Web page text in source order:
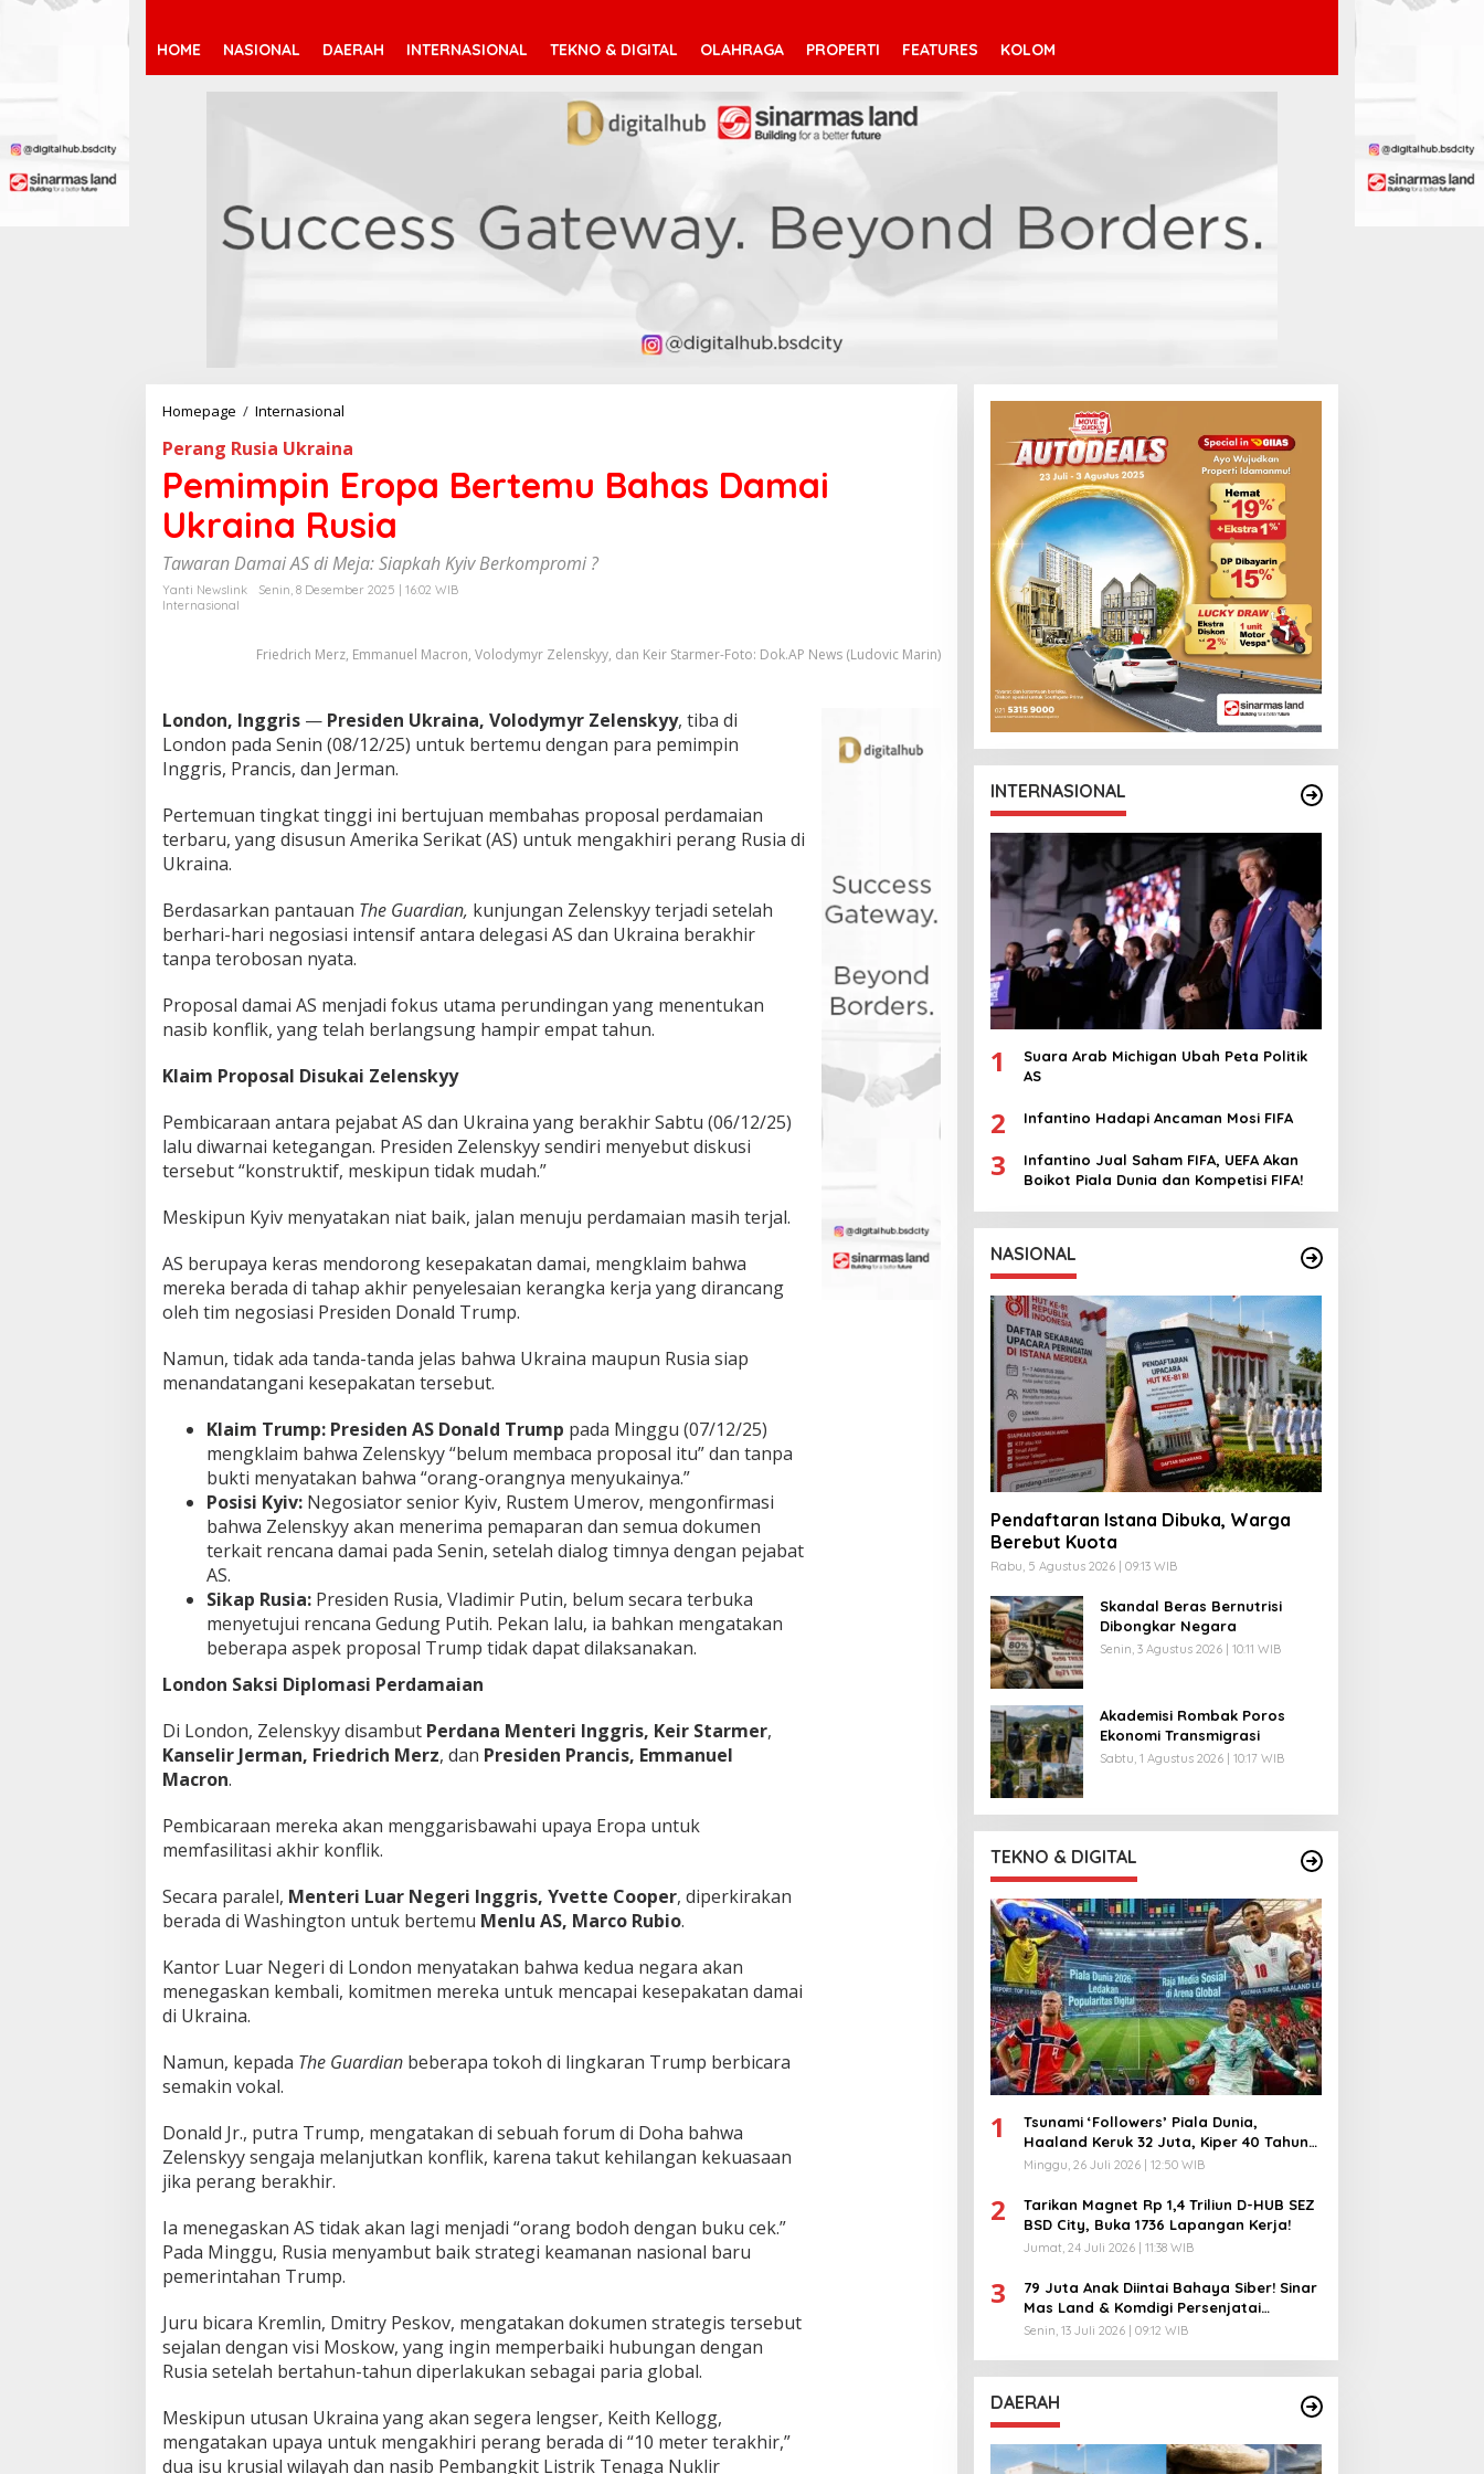
HOME NASIONAL DAERAH INTERNASIONAL TEKNO & DIGITAL OLAHRAGA PROPERTI FEATURES KOLOM
Homepage / Internasional
m
i
m
i
E
r
a
t
e
m
B
a
h
D
a
m
a
U
k
i
a
R
u
a
Perang Rusia Ukraina
Pemimpin Eropa Bertemu Bahas Damai
Ukraina Rusia
Tawaran Damai AS di Meja: Siapkah Kyiv Berkompromi ?
Yanti Newslink
Senin, 8 Desember 2025 | 16:02 WIB
Internasional
Friedrich Merz, Emmanuel Macron, Volodymyr Zelenskyy, dan Keir Starmer-Foto: Dok.AP News (Ludovic Marin)
London, Inggris — Presiden Ukraina, Volodymyr Zelenskyy, tiba di
London pada Senin (08/12/25) untuk bertemu dengan para pemimpin
Inggris, Prancis, dan Jerman.
Pertemuan tingkat tinggi ini bertujuan membahas proposal perdamaian
terbaru, yang disusun Amerika Serikat (AS) untuk mengakhiri perang Rusia di
Ukraina.
Berdasarkan pantauan The Guardian, kunjungan Zelenskyy terjadi setelah
berhari-hari negosiasi intensif antara delegasi AS dan Ukraina berakhir
tanpa terobosan nyata.
Proposal damai AS menjadi fokus utama perundingan yang menentukan
nasib konflik, yang telah berlangsung hampir empat tahun.
Klaim Proposal Disukai Zelenskyy
Pembicaraan antara pejabat AS dan Ukraina yang berakhir Sabtu (06/12/25)
lalu diwarnai ketegangan. Presiden Zelenskyy sendiri menyebut diskusi
tersebut “konstruktif, meskipun tidak mudah.”
Meskipun Kyiv menyatakan niat baik, jalan menuju perdamaian masih terjal.
AS berupaya keras mendorong kesepakatan damai, mengklaim bahwa
mereka berada di tahap akhir penyelesaian kerangka kerja yang dirancang
oleh tim negosiasi Presiden Donald Trump.
Namun, tidak ada tanda-tanda jelas bahwa Ukraina maupun Rusia siap
menandatangani kesepakatan tersebut.
Klaim Trump: Presiden AS Donald Trump pada Minggu (07/12/25)
mengklaim bahwa Zelenskyy “belum membaca proposal itu” dan tanpa
bukti menyatakan bahwa “orang-orangnya menyukainya.”
Posisi Kyiv: Negosiator senior Kyiv, Rustem Umerov, mengonfirmasi
bahwa Zelenskyy akan menerima pemaparan dan semua dokumen
terkait rencana damai pada Senin, setelah dialog timnya dengan pejabat
AS.
Sikap Rusia: Presiden Rusia, Vladimir Putin, belum secara terbuka
menyetujui rencana Gedung Putih. Pekan lalu, ia bahkan mengatakan
beberapa aspek proposal Trump tidak dapat dilaksanakan.
London Saksi Diplomasi Perdamaian
Di London, Zelenskyy disambut Perdana Menteri Inggris, Keir Starmer,
Kanselir Jerman, Friedrich Merz, dan Presiden Prancis, Emmanuel
Macron.
Pembicaraan mereka akan menggarisbawahi upaya Eropa untuk
memfasilitasi akhir konflik.
Secara paralel, Menteri Luar Negeri Inggris, Yvette Cooper, diperkirakan
berada di Washington untuk bertemu Menlu AS, Marco Rubio.
Kantor Luar Negeri di London menyatakan bahwa kedua negara akan
menegaskan kembali, komitmen mereka untuk mencapai kesepakatan damai
di Ukraina.
Namun, kepada The Guardian beberapa tokoh di lingkaran Trump berbicara
semakin vokal.
Donald Jr., putra Trump, mengatakan di sebuah forum di Doha bahwa
Zelenskyy sengaja melanjutkan konflik, karena takut kehilangan kekuasaan
jika perang berakhir.
Ia menegaskan AS tidak akan lagi menjadi “orang bodoh dengan buku cek.”
Pada Minggu, Rusia menyambut baik strategi keamanan nasional baru
pemerintahan Trump.
Juru bicara Kremlin, Dmitry Peskov, mengatakan dokumen strategis tersebut
sejalan dengan visi Moskow, yang ingin memperbaiki hubungan dengan
Rusia setelah bertahun-tahun diperlakukan sebagai paria global.
Meskipun utusan Ukraina yang akan segera lengser, Keith Kellogg,
mengatakan upaya untuk mengakhiri perang berada di “10 meter terakhir,”
dua isu krusial wilayah dan nasib Pembangkit Listrik Tenaga Nuklir
INTERNASIONAL
1
Suara Arab Michigan Ubah Peta Politik
AS
2 Infantino Hadapi Ancaman Mosi FIFA
3
Infantino Jual Saham FIFA, UEFA Akan
Boikot Piala Dunia dan Kompetisi FIFA!
NASIONAL
Pendaftaran Istana Dibuka, Warga
Berebut Kuota
Rabu, 5 Agustus 2026 | 09:13 WIB
Skandal Beras Bernutrisi
Dibongkar Negara
Senin, 3 Agustus 2026 | 10:11 WIB
Akademisi Rombak Poros
Ekonomi Transmigrasi
Sabtu, 1 Agustus 2026 | 10:17 WIB
TEKNO & DIGITAL
1
Tsunami ‘Followers’ Piala Dunia,
Haaland Keruk 32 Juta, Kiper 40 Tahun
Bikin Geger!
Minggu, 26 Juli 2026 | 12:50 WIB
2
Tarikan Magnet Rp 1,4 Triliun D-HUB SEZ
BSD City, Buka 1736 Lapangan Kerja!
Jumat, 24 Juli 2026 | 11:38 WIB
3
79 Juta Anak Diintai Bahaya Siber! Sinar
Mas Land & Komdigi Persenjatai
Ratusan Guru!
Senin, 13 Juli 2026 | 09:12 WIB
DAERAH